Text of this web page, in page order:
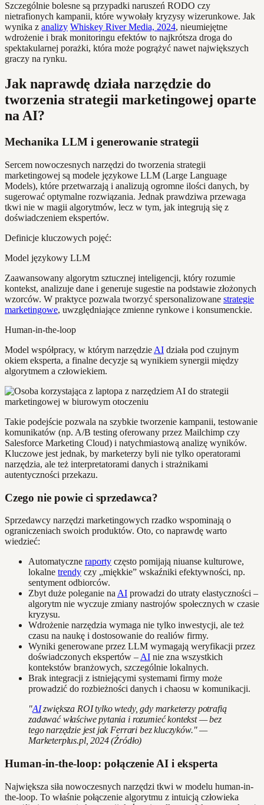
Szczególnie bolesne są przypadki naruszeń RODO czy
nietrafionych kampanii, które wywołały kryzysy wizerunkowe. Jak
wynika z analizy Whiskey River Media, 2024, nieumiejętne
wdrożenie i brak monitoringu efektów to najkrótsza droga do
spektakularnej porażki, która może pogrążyć nawet największych
graczy na rynku.
Jak naprawdę działa narzędzie do
tworzenia strategii marketingowej oparte
na AI?
Mechanika LLM i generowanie strategii
Sercem nowoczesnych narzędzi do tworzenia strategii
marketingowej są modele językowe LLM (Large Language
Models), które przetwarzają i analizują ogromne ilości danych, by
sugerować optymalne rozwiązania. Jednak prawdziwa przewaga
tkwi nie w magii algorytmów, lecz w tym, jak integrują się z
doświadczeniem ekspertów.
Definicje kluczowych pojęć:
Model językowy LLM
Zaawansowany algorytm sztucznej inteligencji, który rozumie
kontekst, analizuje dane i generuje sugestie na podstawie złożonych
wzorców. W praktyce pozwala tworzyć spersonalizowane strategie
marketingowe, uwzględniające zmienne rynkowe i konsumenckie.
Human-in-the-loop
Model współpracy, w którym narzędzie AI działa pod czujnym
okiem eksperta, a finalne decyzje są wynikiem synergii między
algorytmem a człowiekiem.
Takie podejście pozwala na szybkie tworzenie kampanii, testowanie
komunikatów (np. A/B testing oferowany przez Mailchimp czy
Salesforce Marketing Cloud) i natychmiastową analizę wyników.
Kluczowe jest jednak, by marketerzy byli nie tylko operatorami
narzędzia, ale też interpretatorami danych i strażnikami
autentyczności przekazu.
Czego nie powie ci sprzedawca?
Sprzedawcy narzędzi marketingowych rzadko wspominają o
ograniczeniach swoich produktów. Oto, co naprawdę warto
wiedzieć:
Automatyczne raporty często pomijają niuanse kulturowe,
lokalne trendy czy „miękkie” wskaźniki efektywności, np.
sentyment odbiorców.
Zbyt duże poleganie na AI prowadzi do utraty elastyczności –
algorytm nie wyczuje zmiany nastrojów społecznych w czasie
kryzysu.
Wdrożenie narzędzia wymaga nie tylko inwestycji, ale też
czasu na naukę i dostosowanie do realiów firmy.
Wyniki generowane przez LLM wymagają weryfikacji przez
doświadczonych ekspertów – AI nie zna wszystkich
kontekstów branżowych, szczególnie lokalnych.
Brak integracji z istniejącymi systemami firmy może
prowadzić do rozbieżności danych i chaosu w komunikacji.
"AIzwiększa ROI tylko wtedy, gdy marketerzy potrafią
zadawać właściwe pytania i rozumieć kontekst — bez
tego narzędzie jest jak Ferrari bez kluczyków." —
Marketerplus.pl, 2024 (Źródło)
Human-in-the-loop: połączenie AI i eksperta
Największa siła nowoczesnych narzędzi tkwi w modelu human-in-
the-loop. To właśnie połączenie algorytmu z intuicją człowieka